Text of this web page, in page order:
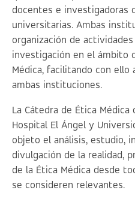
docentes e investigadoras
universitarias. Ambas
organización de
investigación en el ámbito
Médica, facilitando con ello
ambas instituciones.
La Cátedra de Ética Médica
Hospital El Ángel y
objeto el análisis, estudio,
divulgación de la realidad,
de la Ética Médica desde
se consideren relevantes.